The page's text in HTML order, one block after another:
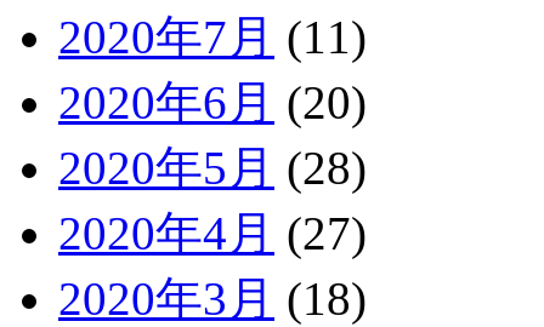
2020年7月 (11)
2020年6月 (20)
2020年5月 (28)
2020年4月 (27)
2020年3月 (18)